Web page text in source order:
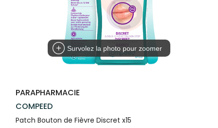
Survolez la photo pour zoomer
PARAPHARMACIE
COMPEED
Patch Bouton de Fièvre Discret x15